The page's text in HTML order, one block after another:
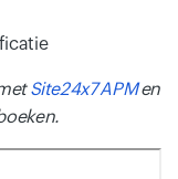
Site24x7 APMen